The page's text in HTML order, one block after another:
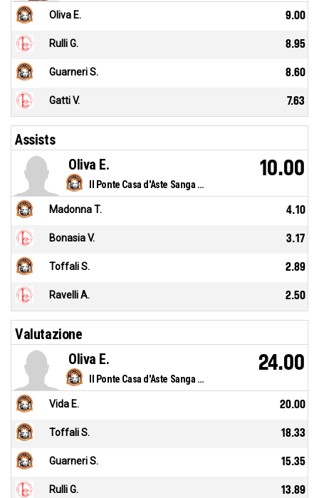
Oliva E. 9.00
Rulli G. 8.95
Guarneri S. 8.60
Gatti V. 7.63
Assists
Il Ponte Casa d'Aste Sanga Milano
Oliva E. 10.00
Madonna T. 4.10
Bonasia V. 3.17
Toffali S. 2.89
Ravelli A. 2.50
Valutazione
Il Ponte Casa d'Aste Sanga Milano
Oliva E. 24.00
Vida E. 20.00
Toffali S. 18.33
Guarneri S. 15.35
Rulli G. 13.89